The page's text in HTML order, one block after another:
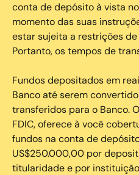
conta de depósito à vista
momento das suas
estar sujeita a restrições
Portanto, os tempos de
Fundos depositados em
Banco até serem
transferidos para o Banco.
FDIC, oferece à você
fundos na conta de
US$250.000,00 por
titularidade e por